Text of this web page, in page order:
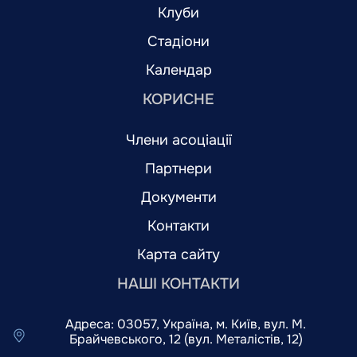
Клуби
Стадіони
Календар
КОРИСНЕ
Члени асоціації
Партнери
Документи
Контакти
Карта сайту
НАШІ КОНТАКТИ
Адреса: 03057, Україна, м. Київ, вул. М.
Брайчевського, 12 (вул. Металістів, 12)